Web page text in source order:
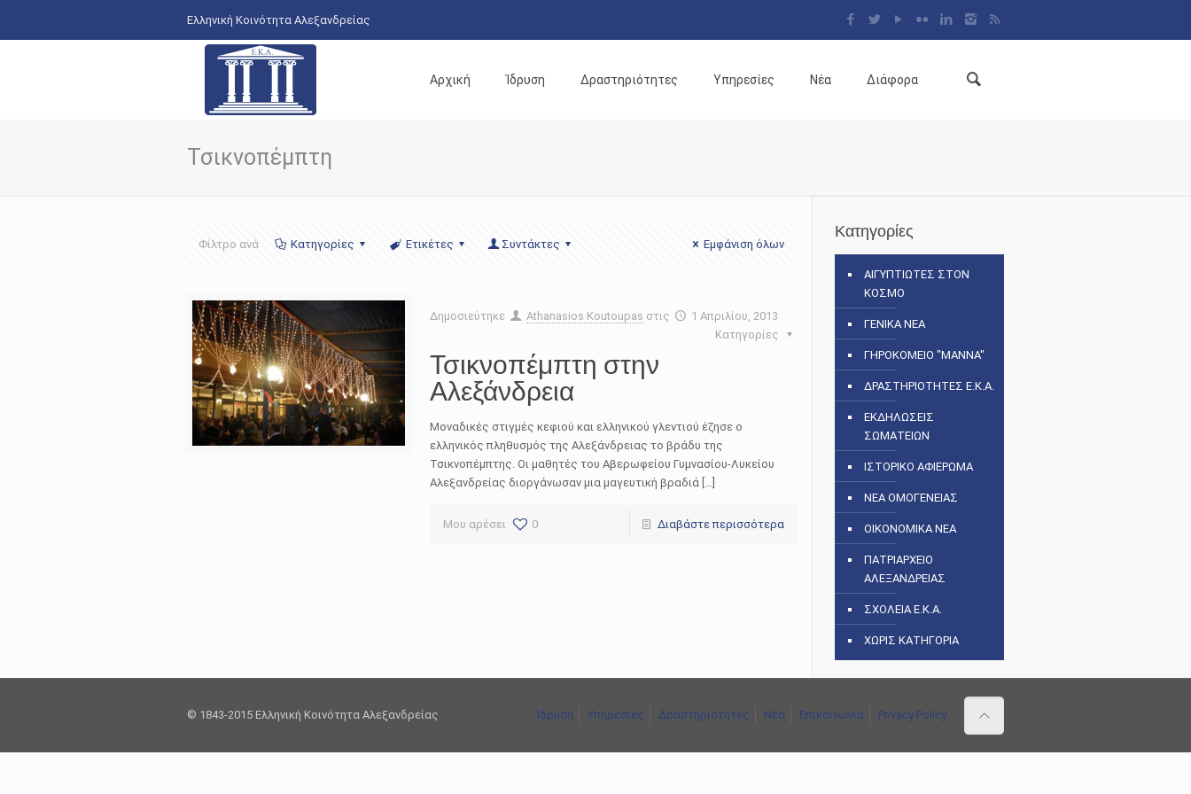
Ελληνική Κοινότητα Αλεξανδρείας
Αρχική Ίδρυση Δραστηριότητες Υπηρεσίες Νέα Διάφορα
Τσικνοπέμπτη
Φίλτρο ανά Κατηγορίες Ετικέτες Συντάκτες Εμφάνιση όλων
Δημοσιεύτηκε Athanasios Koutoupas στις
1 Απριλίου, 2013
Κατηγορίες
Τσικνοπέμπτη στην
Αλεξάνδρεια
Μοναδικές στιγμές κεφιού και ελληνικού γλεντιού έζησε ο
ελληνικός πληθυσμός της Αλεξάνδρειας το βράδυ της
Τσικνοπέμπτης. Οι μαθητές του Αβερωφείου Γυμνασίου-Λυκείου
Αλεξανδρείας διοργάνωσαν μια μαγευτική βραδιά […]
Μου αρέσει 0 Διαβάστε περισσότερα
Κατηγορίες
ΑΙΓΥΠΤΙΩΤΕΣ ΣΤΟΝ
ΚΟΣΜΟ
ΓΕΝΙΚΑ ΝΕΑ
ΓΗΡΟΚΟΜΕΙΟ "ΜΑΝΝΑ"
ΔΡΑΣΤΗΡΙΟΤΗΤΕΣ Ε.Κ.Α.
ΕΚΔΗΛΩΣΕΙΣ
ΣΩΜΑΤΕΙΩΝ
ΙΣΤΟΡΙΚΟ ΑΦΙΕΡΩΜΑ
ΝΕΑ ΟΜΟΓΕΝΕΙΑΣ
ΟΙΚΟΝΟΜΙΚΑ ΝΕΑ
ΠΑΤΡΙΑΡΧΕΙΟ
ΑΛΕΞΑΝΔΡΕΙΑΣ
ΣΧΟΛΕΙΑ Ε.Κ.Α.
ΧΩΡΙΣ ΚΑΤΗΓΟΡΙΑ
© 1843-2015 Ελληνική Κοινότητα Αλεξανδρείας Ίδρυση Υπηρεσίες Δραστηριότητες Νέα Επικοινωνία Privacy Policy